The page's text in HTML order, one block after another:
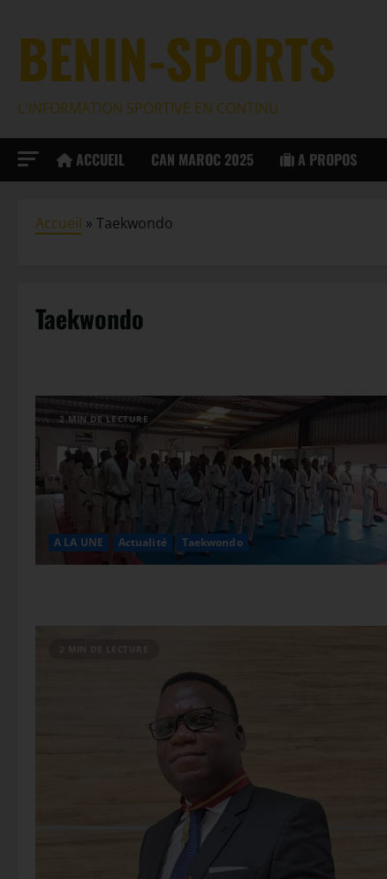
BENIN-SPORTS
L'INFORMATION SPORTIVE EN CONTINU
ACCUEIL CAN MAROC 2025 A PROPOS
Accueil » Taekwondo
Taekwondo
2 MIN DE LECTURE
A LA UNE Actualité Taekwondo
2 MIN DE LECTURE